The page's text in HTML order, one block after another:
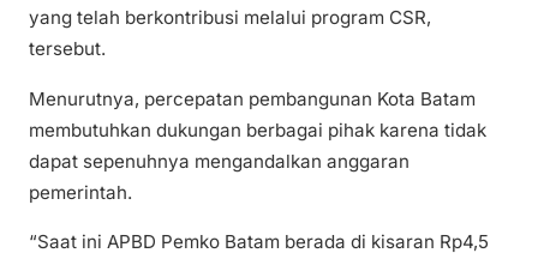
yang telah berkontribusi melalui program CSR,
tersebut.
Menurutnya, percepatan pembangunan Kota Batam
membutuhkan dukungan berbagai pihak karena tidak
dapat sepenuhnya mengandalkan anggaran
pemerintah.
“Saat ini APBD Pemko Batam berada di kisaran Rp4,5